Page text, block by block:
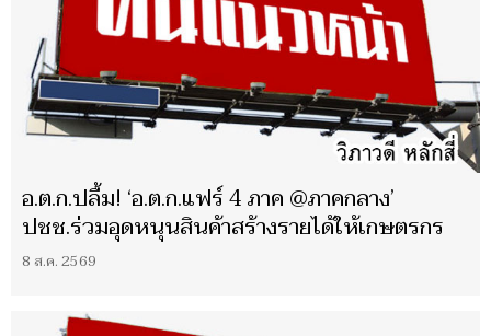
อ.ต.ก.ปลื้ม! ‘อ.ต.ก.แฟร์ 4 ภาค @ภาคกลาง’
ปชช.ร่วมอุดหนุนสินค้าสร้างรายได้ให้เกษตรกร
8 ส.ค. 2569